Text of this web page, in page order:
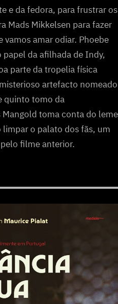
e da fedora, para frustrar os
Mads Mikkelsen para fazer
vamos amar odiar. Phoebe
da afilhada de Indy,
parte da tropelia física
artefacto nomeado
quinto tomo da
toma conta do leme
o palato dos fãs, um
filme anterior.